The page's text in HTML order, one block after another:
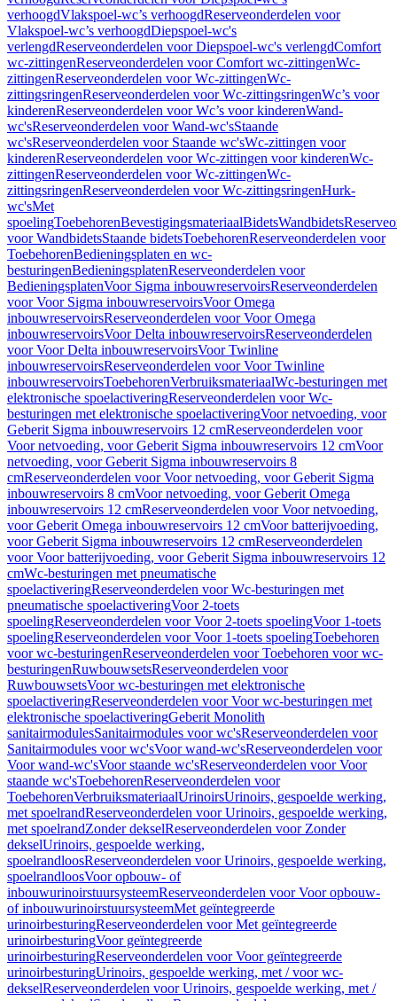
verhoogdVlakspoel-wc’s verhoogdReserveonderdelen voor
Vlakspoel-wc’s verhoogdDiepspoel-wc's
verlengdReserveonderdelen voor Diepspoel-wc's verlengdComfort
wc-zittingenReserveonderdelen voor Comfort wc-zittingenWc-
zittingenReserveonderdelen voor Wc-zittingenWc-
zittingsringenReserveonderdelen voor Wc-zittingsringenWc’s voor
kinderenReserveonderdelen voor Wc’s voor kinderenWand-
wc'sReserveonderdelen voor Wand-wc'sStaande
wc'sReserveonderdelen voor Staande wc'sWc-zittingen voor
kinderenReserveonderdelen voor Wc-zittingen voor kinderenWc-
zittingenReserveonderdelen voor Wc-zittingenWc-
zittingsringenReserveonderdelen voor Wc-zittingsringenHurk-
wc'sMet
spoelingToebehorenBevestigingsmateriaalBidetsWandbidets
voor WandbidetsStaande bidetsToebehorenReserveonderdelen voor
ToebehorenBedieningsplaten en wc-
besturingenBedieningsplatenReserveonderdelen voor
BedieningsplatenVoor Sigma inbouwreservoirsReserveonderdelen
voor Voor Sigma inbouwreservoirsVoor Omega
inbouwreservoirsReserveonderdelen voor Voor Omega
inbouwreservoirsVoor Delta inbouwreservoirsReserveonderdelen
voor Voor Delta inbouwreservoirsVoor Twinline
inbouwreservoirsReserveonderdelen voor Voor Twinline
inbouwreservoirsToebehorenVerbruiksmateriaalWc-besturingen met
elektronische spoelactiveringReserveonderdelen voor Wc-
besturingen met elektronische spoelactiveringVoor netvoeding, voor
Geberit Sigma inbouwreservoirs 12 cmReserveonderdelen voor
Voor netvoeding, voor Geberit Sigma inbouwreservoirs 12 cmVoor
netvoeding, voor Geberit Sigma inbouwreservoirs 8
cmReserveonderdelen voor Voor netvoeding, voor Geberit Sigma
inbouwreservoirs 8 cmVoor netvoeding, voor Geberit Omega
inbouwreservoirs 12 cmReserveonderdelen voor Voor netvoeding,
voor Geberit Omega inbouwreservoirs 12 cmVoor batterijvoeding,
voor Geberit Sigma inbouwreservoirs 12 cmReserveonderdelen
voor Voor batterijvoeding, voor Geberit Sigma inbouwreservoirs 12
cmWc-besturingen met pneumatische
spoelactiveringReserveonderdelen voor Wc-besturingen met
pneumatische spoelactiveringVoor 2-toets
spoelingReserveonderdelen voor Voor 2-toets spoelingVoor 1-toets
spoelingReserveonderdelen voor Voor 1-toets spoelingToebehoren
voor wc-besturingenReserveonderdelen voor Toebehoren voor wc-
besturingenRuwbouwsetsReserveonderdelen voor
RuwbouwsetsVoor wc-besturingen met elektronische
spoelactiveringReserveonderdelen voor Voor wc-besturingen met
elektronische spoelactiveringGeberit Monolith
sanitairmodulesSanitairmodules voor wc'sReserveonderdelen voor
Sanitairmodules voor wc'sVoor wand-wc'sReserveonderdelen voor
Voor wand-wc'sVoor staande wc'sReserveonderdelen voor Voor
staande wc'sToebehorenReserveonderdelen voor
ToebehorenVerbruiksmateriaalUrinoirsUrinoirs, gespoelde werking,
met spoelrandReserveonderdelen voor Urinoirs, gespoelde werking,
met spoelrandZonder dekselReserveonderdelen voor Zonder
dekselUrinoirs, gespoelde werking,
spoelrandloosReserveonderdelen voor Urinoirs, gespoelde werking,
spoelrandloosVoor opbouw- of
inbouwurinoirstuursysteemReserveonderdelen voor Voor opbouw-
of inbouwurinoirstuursysteemMet geïntegreerde
urinoirbesturingReserveonderdelen voor Met geïntegreerde
urinoirbesturingVoor geïntegreerde
urinoirbesturingReserveonderdelen voor Voor geïntegreerde
urinoirbesturingUrinoirs, gespoelde werking, met / voor wc-
dekselReserveonderdelen voor Urinoirs, gespoelde werking, met /